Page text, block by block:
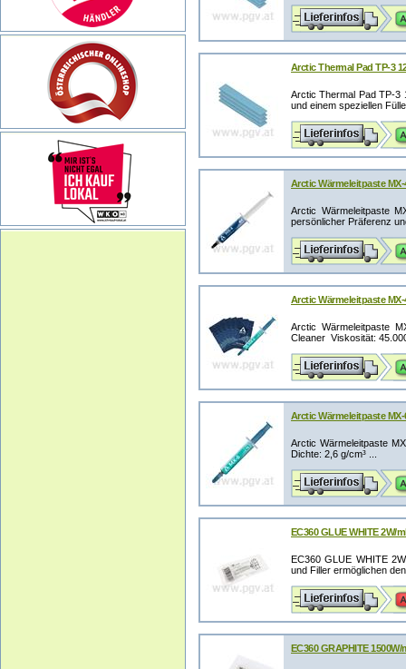
Arctic Thermal Pad TP-3
Arctic Thermal Pad TP-
und einem speziellen
Arctic Wärmeleitpaste MX-
Arctic Wärmeleitpaste
persönlicher Präferenz
Arctic Wärmeleitpaste MX-
Arctic Wärmeleitpaste
Cleaner Viskosität:
Arctic Wärmeleitpaste
Arctic Wärmeleitpaste
Dichte: 2,6 g/cm³ ...
EC360 GLUE WHITE 2W/
EC360 GLUE WHITE
und Filler ermöglichen
EC360 GRAPHITE